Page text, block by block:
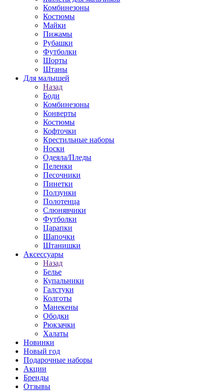
Комбинезоны
Костюмы
Майки
Пижамы
Рубашки
Футболки
Шорты
Штаны
Для малышей
Назад
Боди
Комбинезоны
Конверты
Костюмы
Кофточки
Крестильные наборы
Носки
Одеяла/Пледы
Пеленки
Песочники
Пинетки
Ползунки
Полотенца
Слюнявчики
Футболки
Царапки
Шапочки
Штанишки
Аксессуары
Назад
Белье
Купальники
Галстуки
Колготы
Манекены
Ободки
Рюкзачки
Халаты
Новинки
Новый год
Подарочные наборы
Акции
Бренды
Отзывы